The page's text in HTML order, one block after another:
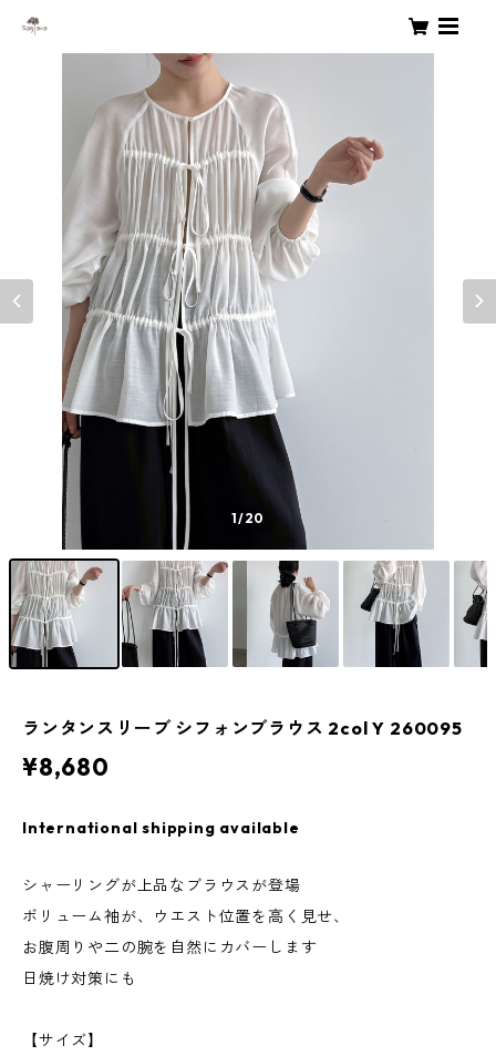
1/20
ランタンスリーブ シフォンブラウス 2col Y 260095
¥8,680
International shipping available
シャーリングが上品なブラウスが登場
ボリューム袖が、ウエスト位置を高く見せ、
お腹周りや二の腕を自然にカバーします
日焼け対策にも
【サイズ】